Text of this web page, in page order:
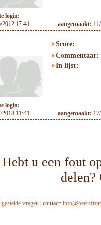
login:
2012 17:41
aangemaakt:
Score:
Commentaar:
In lijst:
login:
2018 11:41
aangemaakt:
Hebt u een fout
vragen| contact: